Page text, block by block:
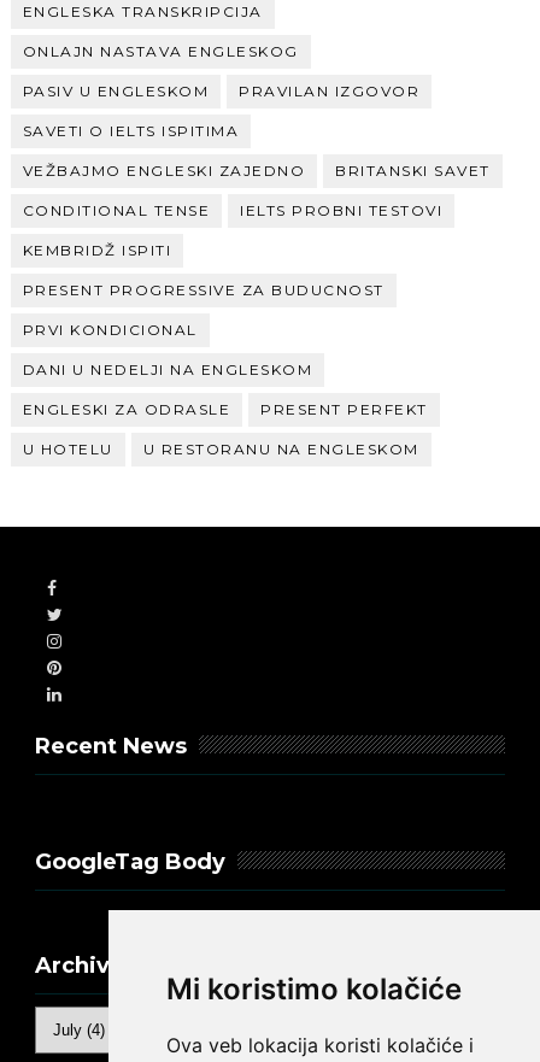
Mi koristimo kolačiće
Ova veb lokacija koristi kolačiće i
ENGLESKA TRANSKRIPCIJA
ONLAJN NASTAVA ENGLESKOG
PASIV U ENGLESKOM PRAVILAN IZGOVOR
SAVETI O IELTS ISPITIMA
VEŽBAJMO ENGLESKI ZAJEDNO BRITANSKI SAVET
CONDITIONAL TENSE IELTS PROBNI TESTOVI
KEMBRIDŽ ISPITI
PRESENT PROGRESSIVE ZA BUDUCNOST
PRVI KONDICIONAL
DANI U NEDELJI NA ENGLESKOM
ENGLESKI ZA ODRASLE PRESENT PERFEKT
U HOTELU U RESTORANU NA ENGLESKOM
Recent News
GoogleTag Body
Archive